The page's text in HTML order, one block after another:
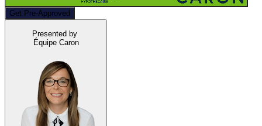
Get Pre-Approved
Presented by
Équipe Caron